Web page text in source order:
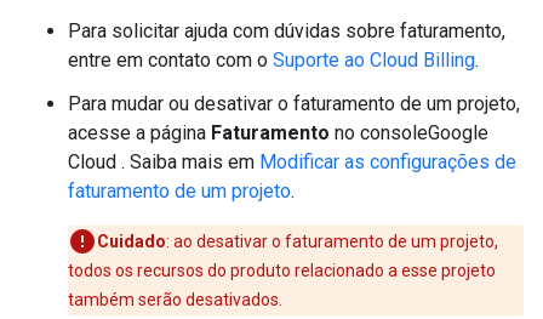
Para solicitar ajuda com dúvidas sobre faturamento,
entre em contato com o Suporte ao Cloud Billing.
Para mudar ou desativar o faturamento de um projeto,
acesse a página Faturamento no consoleGoogle
Cloud . Saiba mais em Modificar as configurações de
faturamento de um projeto.
Cuidado: ao desativar o faturamento de um projeto,
todos os recursos do produto relacionado a esse projeto
também serão desativados.